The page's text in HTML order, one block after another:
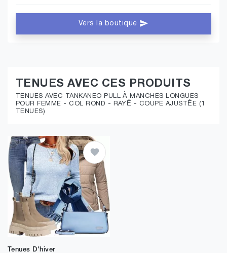
Vers la boutique
TENUES AVEC CES PRODUITS
TENUES AVEC TANKANEO PULL À MANCHES LONGUES
POUR FEMME - COL ROND - RAYÉ - COUPE AJUSTÉE (1
TENUES)
Tenues D'hiver